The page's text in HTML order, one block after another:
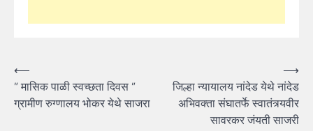
Post
navigation
⟵
” मासिक पाळी स्वच्छता दिवस ”
ग्रामीण रुग्णालय भोकर येथे साजरा
जिल्हा न्यायालय नांदेड येथे नांदेड
अभिवक्ता संघातर्फे स्वातंत्र्यवीर
सावरकर जंयती साजरी
⟶